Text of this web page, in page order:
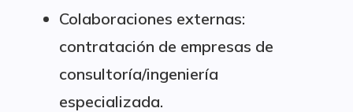
Colaboraciones externas:
contratación de empresas de
consultoría/ingeniería
especializada.